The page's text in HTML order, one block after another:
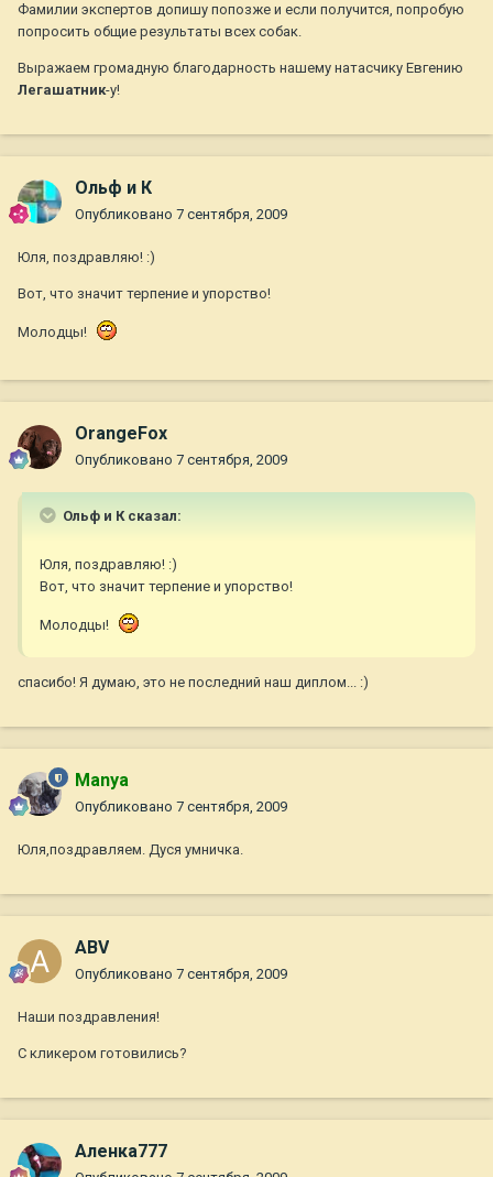
Фамилии экспертов допишу попозже и если получится, попробую
попросить общие результаты всех собак.
Выражаем громадную благодарность нашему натасчику Евгению
Легашатник-у!
Ольф и К
Опубликовано 7 сентября, 2009
Юля, поздравляю! :)
Вот, что значит терпение и упорство!
Молодцы!
OrangeFox
Опубликовано 7 сентября, 2009
Ольф и К сказал:
Юля, поздравляю! :)
Вот, что значит терпение и упорство!
Молодцы!
спасибо! Я думаю, это не последний наш диплом... :)
Manya
Опубликовано 7 сентября, 2009
Юля,поздравляем. Дуся умничка.
ABV
Опубликовано 7 сентября, 2009
Наши поздравления!
С кликером готовились?
Аленка777